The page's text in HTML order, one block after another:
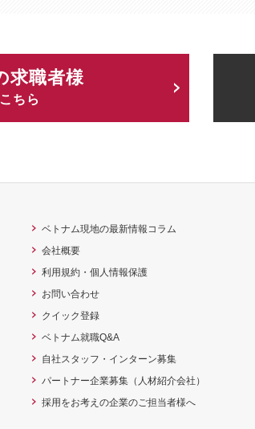
求職者様
ちら
ベトナム現地の最新情報コラム
会社概要
利用規約・個人情報保護
お問い合わせ
クイック登録
ベトナム就職Q&A
自社スタッフ・インターン募集
パートナー企業募集（人材紹介会社）
採用をお考えの企業のご担当者様へ